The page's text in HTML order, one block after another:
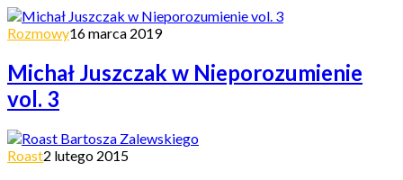
Rozmowy16 marca 2019
Michał Juszczak w Nieporozumienie
vol. 3
Roast2 lutego 2015